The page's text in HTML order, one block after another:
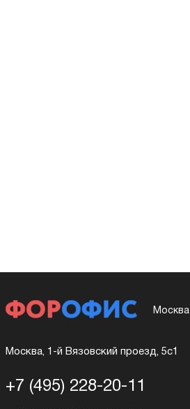
Москва
Москва, 1-й Вязовский проезд, 5с1
+7 (495) 228-20-11